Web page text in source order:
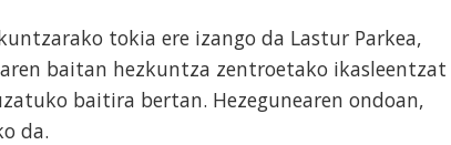
tokia ere izango da Lastur Parkea,
baitan hezkuntza zentroetako ikasleentzat
baitira bertan. Hezegunearen ondoan,
da.